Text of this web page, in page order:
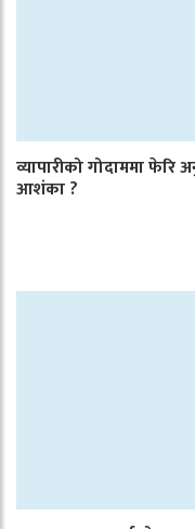
व्यापारीको गोदाममा फेरि
आशंका ?